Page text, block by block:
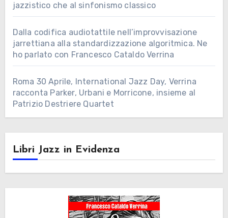
jazzistico che al sinfonismo classico
Dalla codifica audiotattile nell’improvvisazione
jarrettiana alla standardizzazione algoritmica. Ne
ho parlato con Francesco Cataldo Verrina
Roma 30 Aprile, International Jazz Day, Verrina
racconta Parker, Urbani e Morricone, insieme al
Patrizio Destriere Quartet
Libri Jazz in Evidenza